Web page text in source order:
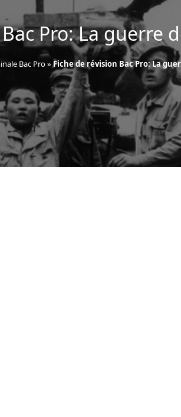
Pro: La guerre
Bac Pro»Fiche de révision Bac Pro: La